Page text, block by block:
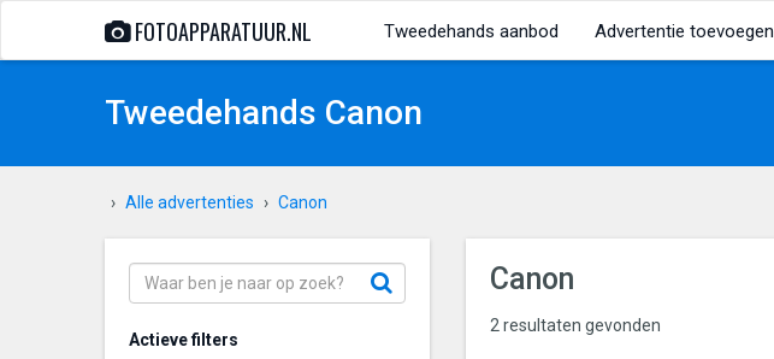
FOTOAPPARATUUR.NL Tweedehands aanbod Advertentie toevoegen
Tweedehands Canon
Alle advertenties Canon
Actieve filters
Canon
2 resultaten gevonden